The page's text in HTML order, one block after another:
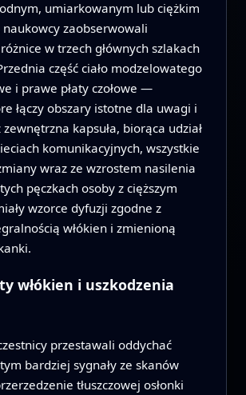
umiarkowanym lub ciężkim
zaobserwowali
w trzech głównych szlakach
część ciało modzelowatego
i prawe płaty czołowe —
łączy obszary istotne dla uwagi i
kapsuła, biorąca udział
komunikacyjnych, wszystkie
wraz ze wzrostem nasilenia
pęczkach osoby z cięższym
wzorce dyfuzji zgodne z
włókien i zmienioną
włókien i uszkodzenia
przestawali oddychać
bardziej sygnały ze skanów
tłuszczowej osłonki